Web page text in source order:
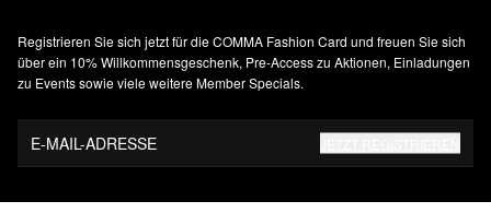
Registrieren Sie sich jetzt für die COMMA Fashion Card und freuen Sie sich
über ein 10% Willkommensgeschenk, Pre-Access zu Aktionen, Einladungen
zu Events sowie viele weitere Member Specials.
E-MAIL-ADRESSE